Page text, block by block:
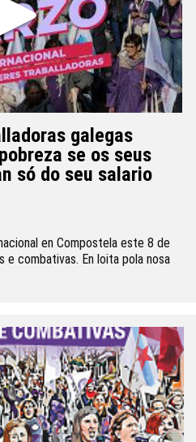
galegas
se os seus
só do seu salario
en Compostela este 8 de
e combativas. En loita pola nosa